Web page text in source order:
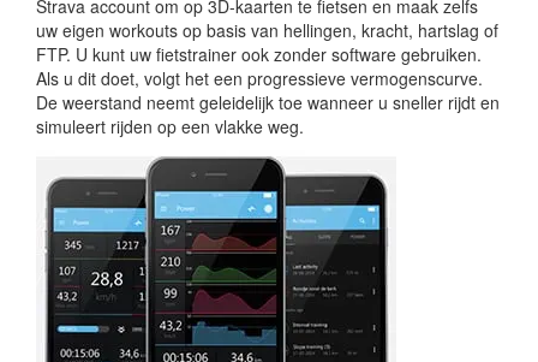
Strava account om op 3D-kaarten te fietsen en maak zelfs
uw eigen workouts op basis van hellingen, kracht, hartslag of
FTP. U kunt uw fietstrainer ook zonder software gebruiken.
Als u dit doet, volgt het een progressieve vermogenscurve.
De weerstand neemt geleidelijk toe wanneer u sneller rijdt en
simuleert rijden op een vlakke weg.